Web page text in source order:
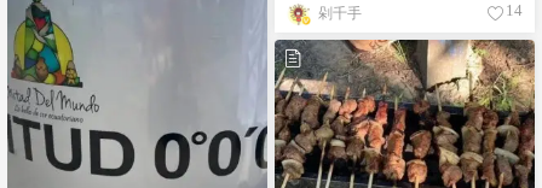
剁千手 14